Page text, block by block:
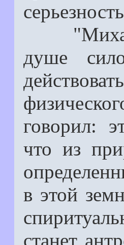
душе
говорил:
что из
в этой
станет